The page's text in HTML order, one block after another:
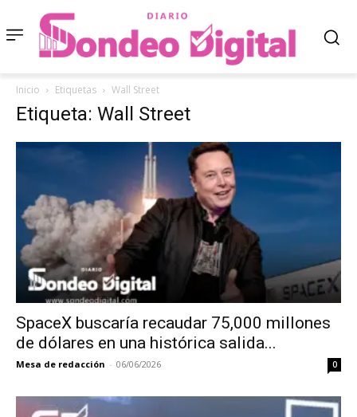
Inicio Etiquetas Wall Street
Etiqueta: Wall Street
SpaceX buscaría recaudar 75,000 millones
de dólares en una histórica salida...
Mesa de redacción - 06/06/2026 0